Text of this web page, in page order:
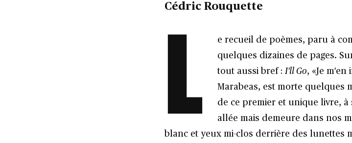
Cédric Rouquette
L
e recueil de poèmes, paru à
quelques dizaines de pages.
tout aussi bref : I'll Go, «Je m'en
Marabeas, est morte quelques
de ce premier et unique livre,
allée mais demeure dans nos
blanc et yeux mi-clos derrière des lunettes